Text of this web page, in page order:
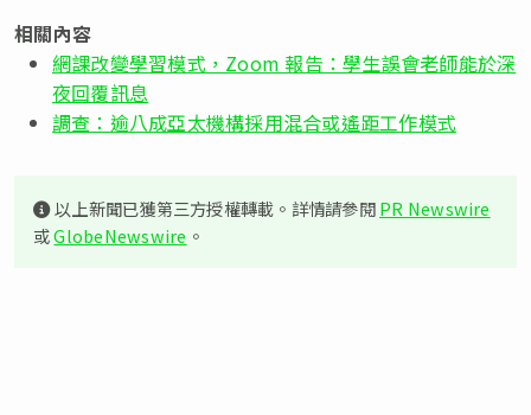
相關內容
網課改變學習模式，Zoom 報告：學生誤會老師能於深
夜回覆訊息
調查：逾八成亞太機構採用混合或遙距工作模式
以上新聞已獲第三方授權轉載。詳情請參閱PR Newswire
或GlobeNewswire 。